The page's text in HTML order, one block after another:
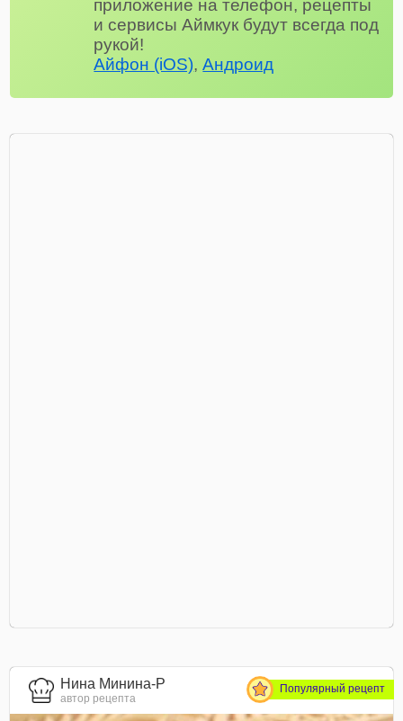
приложение на телефон, рецепты
и сервисы Аймкук будут всегда под
рукой!
Айфон (iOS),Андроид
Нина Минина-Р
автор рецепта
Популярный рецепт